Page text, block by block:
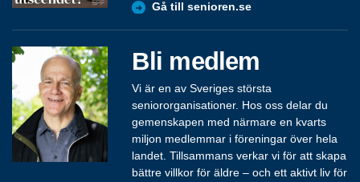
Gå till senioren.se
Bli medlem
Vi är en av Sveriges största
seniororganisationer. Hos oss delar du
gemenskapen med närmare en kvarts
miljon medlemmar i föreningar över hela
landet. Tillsammans verkar vi för att skapa
bättre villkor för äldre – och ett aktivt liv för